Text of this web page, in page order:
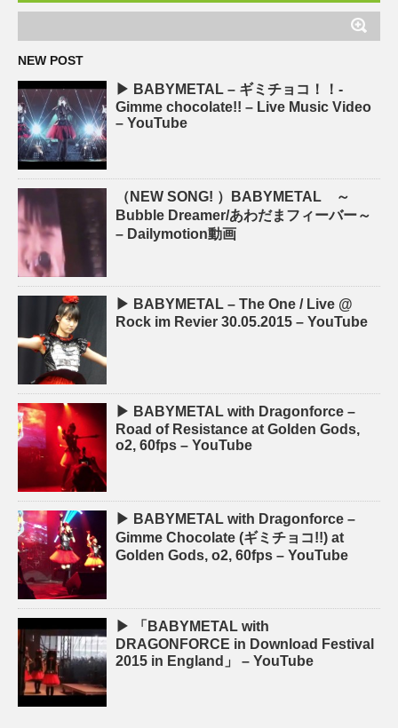
NEW POST
▶ BABYMETAL – ギミチョコ！！-
Gimme chocolate!! – Live Music Video
– YouTube
（NEW SONG! ）BABYMETAL ～
Bubble Dreamer/あわだまフィーバー～
– Dailymotion動画
▶ BABYMETAL – The One / Live @
Rock im Revier 30.05.2015 – YouTube
▶ BABYMETAL with Dragonforce –
Road of Resistance at Golden Gods,
o2, 60fps – YouTube
▶ BABYMETAL with Dragonforce –
Gimme Chocolate (ギミチョコ!!) at
Golden Gods, o2, 60fps – YouTube
▶ 「BABYMETAL with
DRAGONFORCE in Download Festival
2015 in England」 – YouTube